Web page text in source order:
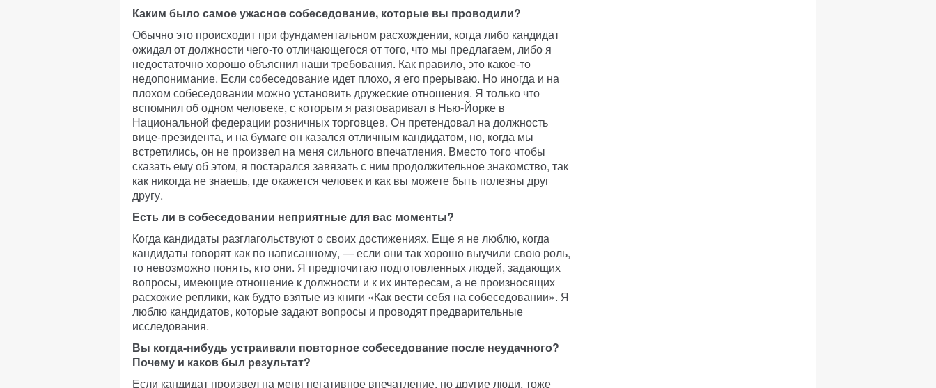
Каким было самое ужасное собеседование, которые вы проводили?
Обычно это происходит при фундаментальном расхождении, когда либо кандидат
ожидал от должности чего-то отличающегося от того, что мы предлагаем, либо я
недостаточно хорошо объяснил наши требования. Как правило, это какое-то
недопонимание. Если собеседование идет плохо, я его прерываю. Но иногда и на
плохом собеседовании можно установить дружеские отношения. Я только что
вспомнил об одном человеке, с которым я разговаривал в Нью-Йорке в
Национальной федерации розничных торговцев. Он претендовал на должность
вице-президента, и на бумаге он казался отличным кандидатом, но, когда мы
встретились, он не произвел на меня сильного впечатления. Вместо того чтобы
сказать ему об этом, я постарался завязать с ним продолжительное знакомство, так
как никогда не знаешь, где окажется человек и как вы можете быть полезны друг
другу.
Есть ли в собеседовании неприятные для вас моменты?
Когда кандидаты разглагольствуют о своих достижениях. Еще я не люблю, когда
кандидаты говорят как по написанному, — если они так хорошо выучили свою роль,
то невозможно понять, кто они. Я предпочитаю подготовленных людей, задающих
вопросы, имеющие отношение к должности и к их интересам, а не произносящих
расхожие реплики, как будто взятые из книги «Как вести себя на собеседовании». Я
люблю кандидатов, которые задают вопросы и проводят предварительные
исследования.
Вы когда-нибудь устраивали повторное собеседование после неудачного?
Почему и каков был результат?
Если кандидат произвел на меня негативное впечатление, но другие люди, тоже